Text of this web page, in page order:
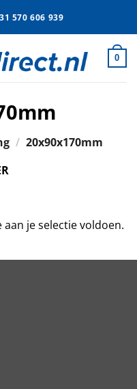
570 606 939
0
/ 20x90x170mm
je selectie voldoen.